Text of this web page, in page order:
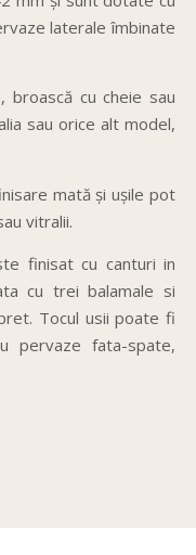
laterale îmbinate
broască cu cheie sau
sau orice alt model,
mată și ușile pot
vitralii.
finisat cu canturi in
cu trei balamale si
Tocul usii poate fi
pervaze fata-spate,